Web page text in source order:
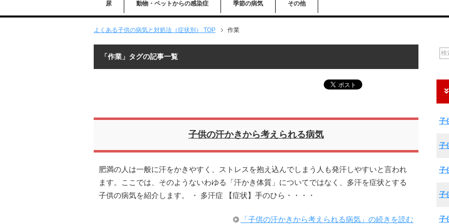
尿 動物・ペットからの感染症 季節の病気 その他
よくある子供の病気と対処法（症状別） TOP 作業
「作業」タグの記事一覧
子供の汗かきから考えられる病気
肥満の人は一般に汗をかきやすく、ストレスを抱え込んでしまう人も発汗しやすいと言われ
ます。ここでは、そのようないわゆる「汗かき体質」についてではなく、多汗を症状とする
子供の病気を紹介します。 ・ 多汗症 【症状】手のひら・・・・
「子供の汗かきから考えられる病気」の続きを読む
子
子
子
子
子